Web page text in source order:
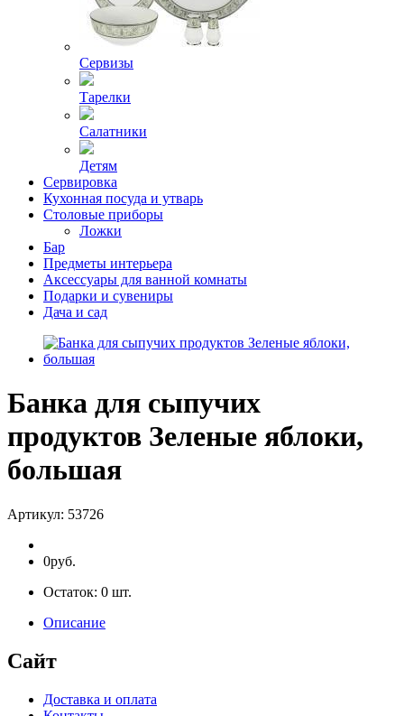
Сервизы
Тарелки
Салатники
Детям
Сервировка
Кухонная посуда и утварь
Столовые приборы
Ложки
Бар
Предметы интерьера
Аксессуары для ванной комнаты
Подарки и сувениры
Дача и сад
Банка для сыпучих
продуктов Зеленые яблоки,
большая
Артикул: 53726
0руб.
Остаток: 0 шт.
Описание
Сайт
Доставка и оплата